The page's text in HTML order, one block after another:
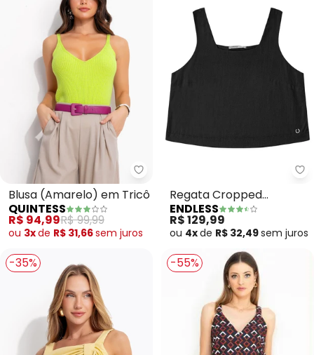
Quintess - Blusa (Amarelo) em
Blusa (Amarelo) em Tricô
QUINTESS
R$ 94,99R$ 99,99
ou 3xde R$ 31,66sem juros
Regata Cropped
Feminino em Linho
(Preto)
ENDLESS
R$ 129,99
ou 4xde R$ 32,49sem juros
-35% -55%